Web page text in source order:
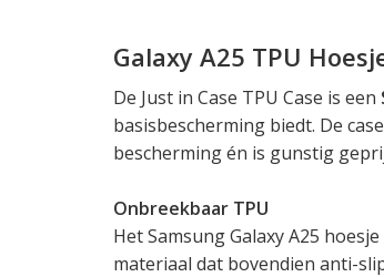
Galaxy A25 TPU
De Just in Case TPU Case is een
basisbescherming biedt. De
bescherming én is gunstig
Onbreekbaar TPU
Het Samsung Galaxy A25
materiaal dat bovendien anti-